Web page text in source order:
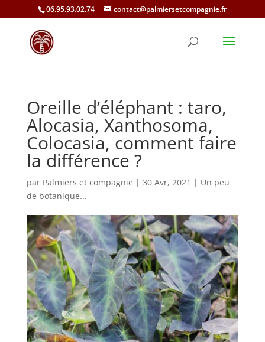
06.95.93.02.74 contact@palmiersetcompagnie.fr
Oreille d’éléphant : taro,
Alocasia, Xanthosoma,
Colocasia, comment faire
la différence ?
par Palmiers et compagnie | 30 Avr, 2021 | Un peu
de botanique...